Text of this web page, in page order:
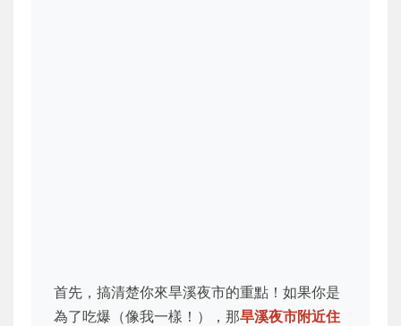
首先，搞清楚你來旱溪夜市的重點！如果你是
為了吃爆（像我一樣！），那旱溪夜市附近住